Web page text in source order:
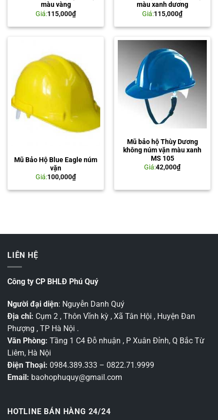
màu vàng
Giá:115,000₫
màu xanh dương
Giá:115,000₫
Mũ Bảo Hộ Blue Eagle núm
vặn
Giá:100,000₫
Mũ bảo hộ Thùy Dương
không núm vặn màu xanh
MS 105
Giá:42,000₫
LIÊN HỆ
Công ty CP BHLĐ Phú Quý
Người đại diện: Nguyễn Danh Quý
Địa chỉ: Cụm 2 , Thôn Vĩnh kỳ , Xã Tân Hội , Huyện Đan
Phượng , TP Hà Nội .
Văn Phòng: Tầng 1 C4 Đỗ nhuận , P Xuân Đỉnh, Q Bắc Từ
Liêm, Hà Nội
Điện Thoại: 0984.389.333 – 0822.71.9999
Email: baohophuquy@gmail.com
HOTLINE BÁN HÀNG 24/24